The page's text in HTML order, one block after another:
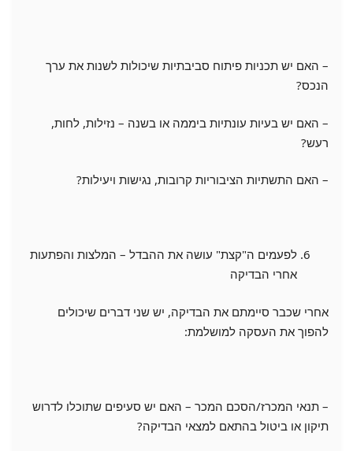
– האם יש תכניות פיתוח סביבתיות שיכולות לשנות את ערך
הנכס?
– האם יש בעיות עונתיות ביממה או בשנה – נזילות, לחות,
רעש?
– האם התשתיות הציבוריות קרובות, נגישות ויעילות?
לפעמים ה"קצת" עושה את ההבדל – המלצות והפתעות
אחרי הבדיקה
אחרי שכבר סיימתם את הבדיקה, יש שני דברים שיכולים
להפוך את העסקה למושלמת:
– תנאי המכרז/הסכם המכר – האם יש סעיפים שתוכלו לדרוש
תיקון או ביטול בהתאם למצאי הבדיקה?